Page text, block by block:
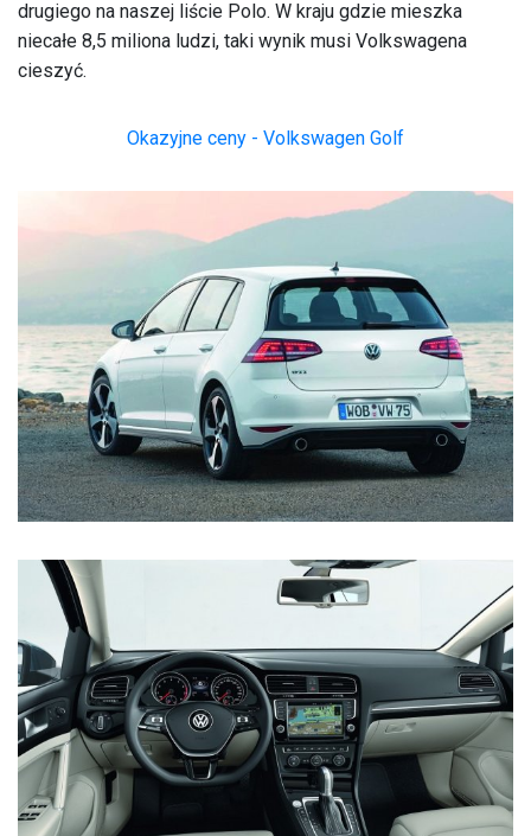
drugiego na naszej liście Polo. W kraju gdzie mieszka
niecałe 8,5 miliona ludzi, taki wynik musi Volkswagena
cieszyć.
Okazyjne ceny - Volkswagen Golf